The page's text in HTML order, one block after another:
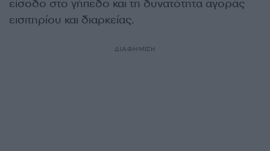
είσοδο στο γήπεδο και τη δυνατότητα αγοράς
εισιτηρίου και διαρκείας.
ΔΙΑΦΗΜΙΣΗ